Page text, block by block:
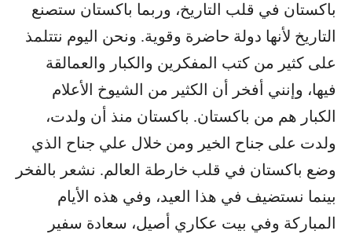
باكستان في قلب التاريخ، وربما باكستان ستصنع
التاريخ لأنها دولة حاضرة وقوية. ونحن اليوم نتتلمذ
على كثير من كتب المفكرين والكبار والعمالقة
فيها، وإنني أفخر أن الكثير من الشيوخ الأعلام
الكبار هم من باكستان. باكستان منذ أن ولدت،
ولدت على جناح الخير ومن خلال علي جناح الذي
وضع باكستان في قلب خارطة العالم. نشعر بالفخر
بينما نستضيف في هذا العيد، وفي هذه الأيام
المباركة وفي بيت عكاري أصيل، سعادة سفير